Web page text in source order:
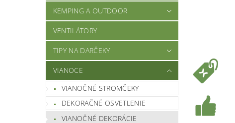
KEMPING A OUTDOOR
VENTILÁTORY
TIPY NA DARČEKY
VIANOCE
VIANOČNÉ STROMČEKY
DEKORAČNÉ OSVETLENIE
VIANOČNÉ DEKORÁCIE